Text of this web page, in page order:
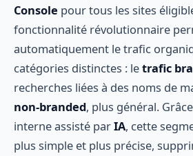
Console pour tous les sites
fonctionnalité révolutionnaire
automatiquement le trafic
catégories distinctes : letrafic
recherches liées à des noms de
non-branded, plus général.
interne assisté parIA, cette
plus simple et plus précise,